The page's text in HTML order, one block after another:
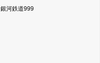
銀河鉄道999